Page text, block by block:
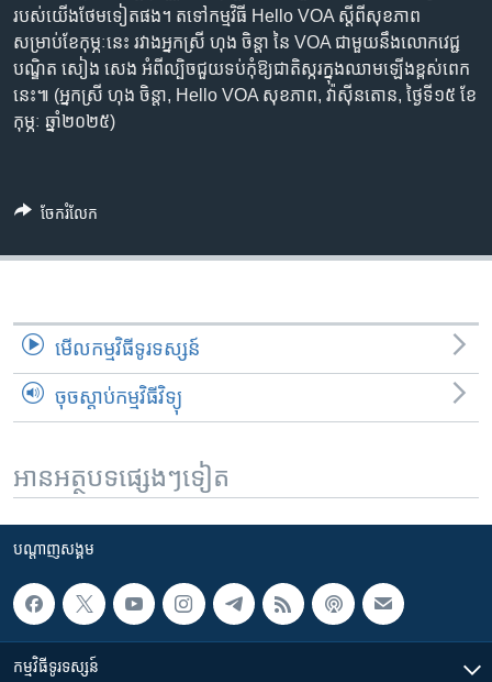
របស់យើងថែមទៀតផង។ តទៅកម្មវិធី Hello VOA ស្ដីពីសុខភាព
សម្រាប់ខែកុម្ភៈនេះ រវាងអ្នកស្រី ហុង ចិន្ដា នៃ VOA ជាមួយនឹងលោកវេជ្ជ
បណ្ឌិត សៀង សេង អំពីល្បិចជួយទប់កុំឱ្យជាតិស្ករក្នុងឈាមឡើងខ្ពស់ពេក
នេះ៕ (អ្នកស្រី ហុង ចិន្ដា, Hello VOA សុខភាព, វ៉ាស៊ីនតោន, ថ្ងៃទី១៥ ខែ
កុម្ភៈ ឆ្នាំ២០២៥)
ចែករំលែក
មើល​កម្មវិធី​ទូរទស្សន៍
ចុចស្តាប់កម្មវិធីវិទ្យុ
អានអត្ថបទផ្សេងៗទៀត
បណ្តាញ​សង្គម
កម្មវិធី​ទូរទស្សន៍